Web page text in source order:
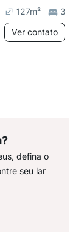
127m²
3
Ver contato
defina o
seu lar